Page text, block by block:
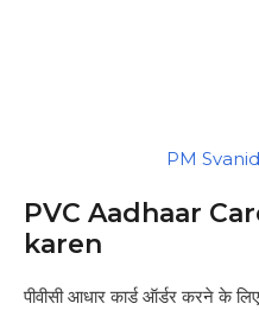
PM
PVC Aadhaar
karen
पीवीसी आधार कार्ड ऑर्डर करने के